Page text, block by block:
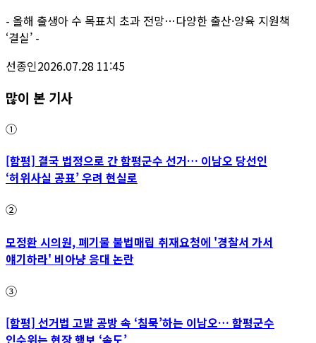
- 올해 출생아 수 목표치 초과 전망…다양한 출산·양육 지원책
‘결실’ -
선종인2026.07.28 11:45
많이 본 기사
①
[함평] 결국 법정으로 간 함평군수 선거… 이남오 당선인
‘허위사실 공표’ 우려 현실로
②
모정환 시의원, 폐기물 불법매립 취재요청에 '경찰서 가서
얘기하라' 비아냥 응대 논란
③
[함평] 선거법 고발 공방 속 ‘침묵’하는 이남오… 함평군수
인수위는 현장 행보 ‘속도’